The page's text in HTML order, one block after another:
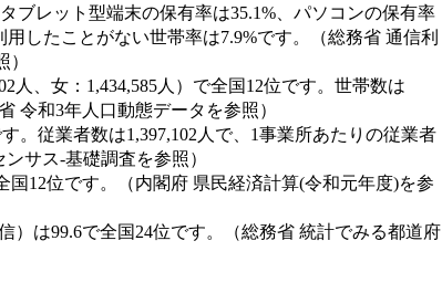
ブレット型端末の保有率は35.1%、パソコンの保有率
したことがない世帯率は7.9%です。（総務省 通信利
人、女：1,434,585人）で全国12位です。世帯数は
令和3年人口動態データを参照）
。従業者数は1,397,102人で、1事業所あたりの従業者
サス‐基礎調査を参照）
国12位です。（内閣府 県民経済計算(令和元年度)を参
）は99.6で全国24位です。（総務省 統計でみる都道府